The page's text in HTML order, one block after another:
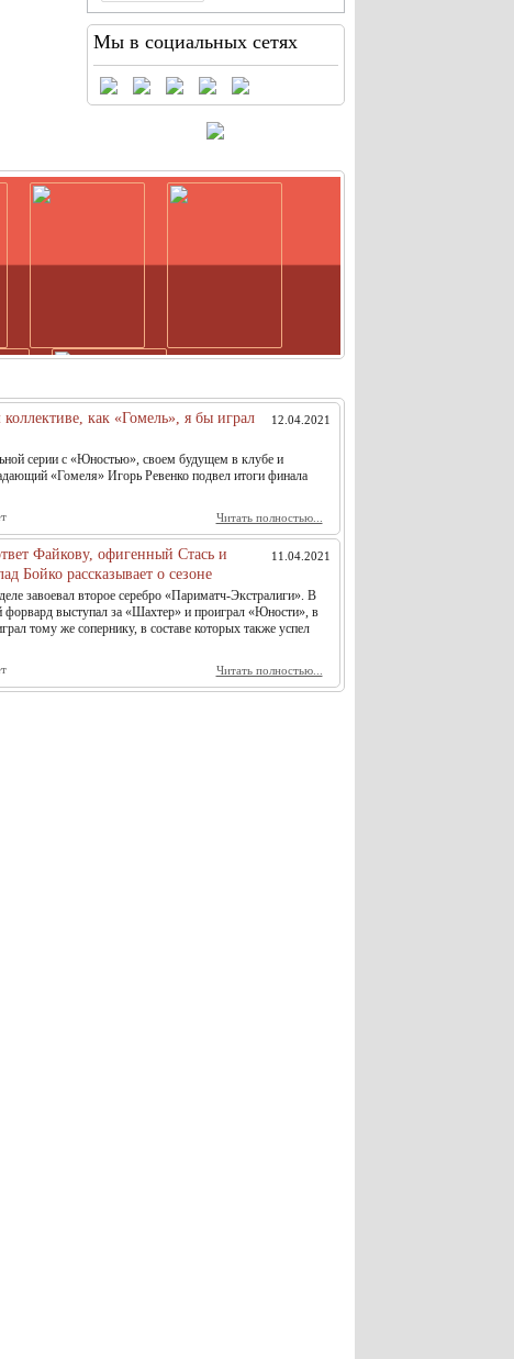
Мы в социальных сетях
12.04.2021
как «Гомель», я бы играл
серии с «Юностью», своем будущем в клубе и
«Гомеля» Игорь Ревенко подвел итоги финала
Читать полностью...
11.04.2021
Файкову, офигенный Стась и
Бойко рассказывает о сезоне
завоевал второе серебро «Париматч-Экстралиги». В
форвард выступал за «Шахтер» и проиграл «Юности», в
тому же сопернику, в составе которых также успел
Читать полностью...